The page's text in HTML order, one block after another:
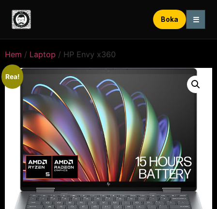
Boka ☰
Hem / Laptop / HP Envy x360
Rea!